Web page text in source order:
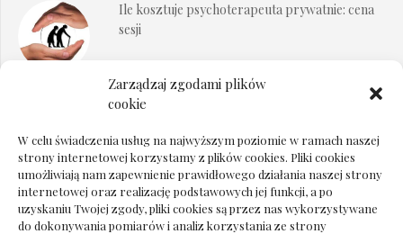
Zarządzaj zgodami plików
cookie
W celu świadczenia usług na najwyższym poziomie w ramach naszej
strony internetowej korzystamy z plików cookies. Pliki cookies
umożliwiają nam zapewnienie prawidłowego działania naszej strony
internetowej oraz realizację podstawowych jej funkcji, a po
uzyskaniu Twojej zgody, pliki cookies są przez nas wykorzystywane
do dokonywania pomiarów i analiz korzystania ze strony
Ile kosztuje psychoterapeuta prywatnie: cena
sesji
Dokumenty do odbioru przy zmianie biura
Deska podłogowa do salonu: jak wybrać bez
pośpiechu